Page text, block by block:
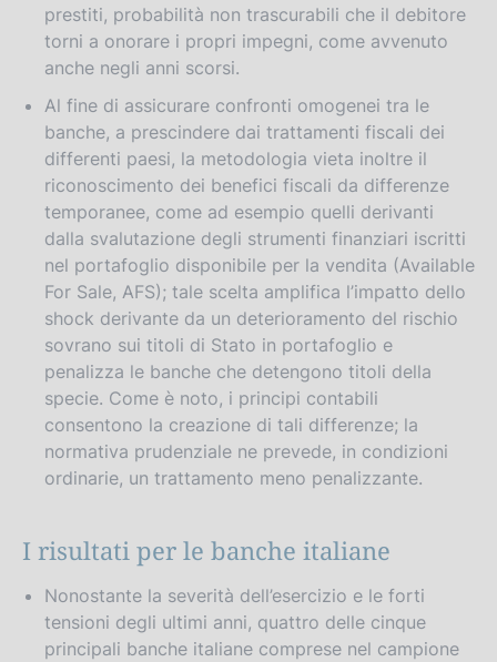
prestiti, probabilità non trascurabili che il debitore
torni a onorare i propri impegni, come avvenuto
anche negli anni scorsi.
Al fine di assicurare confronti omogenei tra le
banche, a prescindere dai trattamenti fiscali dei
differenti paesi, la metodologia vieta inoltre il
riconoscimento dei benefici fiscali da differenze
temporanee, come ad esempio quelli derivanti
dalla svalutazione degli strumenti finanziari iscritti
nel portafoglio disponibile per la vendita (Available
For Sale, AFS); tale scelta amplifica l’impatto dello
shock derivante da un deterioramento del rischio
sovrano sui titoli di Stato in portafoglio e
penalizza le banche che detengono titoli della
specie. Come è noto, i principi contabili
consentono la creazione di tali differenze; la
normativa prudenziale ne prevede, in condizioni
ordinarie, un trattamento meno penalizzante.
I risultati per le banche italiane
Nonostante la severità dell’esercizio e le forti
tensioni degli ultimi anni, quattro delle cinque
principali banche italiane comprese nel campione